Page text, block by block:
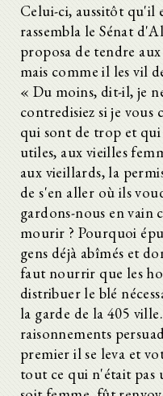
Celui-ci, aussitôt qu'il
rassembla le Sénat
proposa de tendre
mais comme il les vil
« Du moins, dit-il, je
contredisiez si je vous
qui sont de trop et
utiles, aux vieilles
aux vieillards, la
de s'en aller où ils
gardons-nous en vain
mourir ? Pourquoi
gens déjà abîmés et
faut nourrir que les
distribuer le blé
la garde de la 405
raisonnements
premier il se leva et
tout ce qui n'était pas